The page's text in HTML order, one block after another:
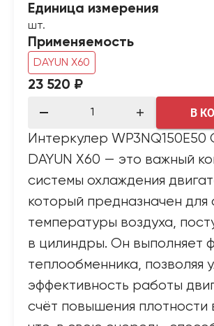
Единица измерения
шт.
Применяемость
DAYUN X60
23 520 ₽
В
Интеркулер WP3NQ150E50
DAYUN X60 — это важный
системы охлаждения
который предназначен для
температуры воздуха,
в цилиндры. Он выполняет
теплообменника, позволяя
эффективность работы
счёт повышения плотности